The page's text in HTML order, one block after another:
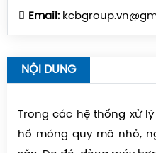
Email:
NỘI DUNG
Trong các hệ thống xử
hố móng quy mô nhỏ,